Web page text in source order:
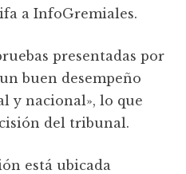
a InfoGremiales.
presentadas por
buen desempeño
y nacional», lo que
del tribunal.
está ubicada